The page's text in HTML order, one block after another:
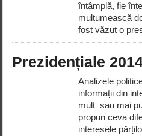
întâmplă, fie
mulțumească
fost văzut o
Prezidențiale
Analizele
informații din
mult sau mai
propun ceva
interesele